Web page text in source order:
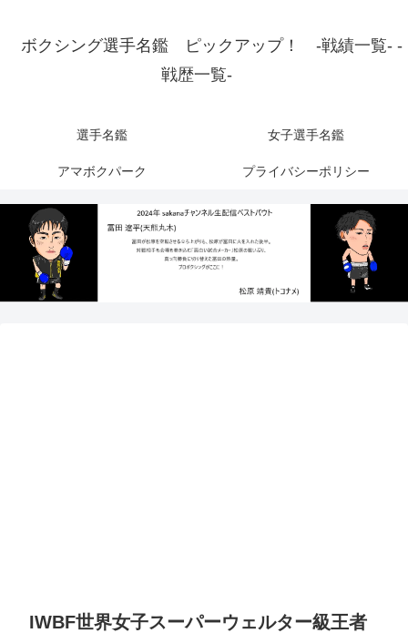
ボクシング選手名鑑 ピックアップ！ -戦績一覧- -
戦歴一覧-
選手名鑑 女子選手名鑑
アマボクパーク プライバシーポリシー
IWBF世界女子スーパーウェルター級王者